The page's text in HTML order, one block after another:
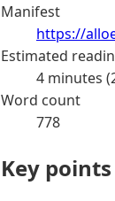
Manifest
https://
Estimated
4 minutes
Word count
778
Key points